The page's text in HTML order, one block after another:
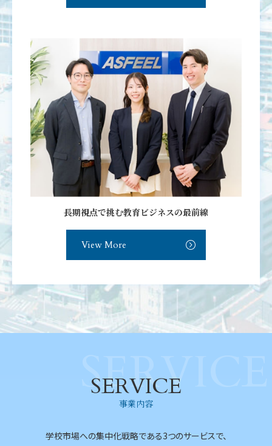
長期視点で挑む教育ビジネスの最前線
View More
SERVICE
SERVICE
事業内容
学校市場への集中化戦略である3つのサービスで、